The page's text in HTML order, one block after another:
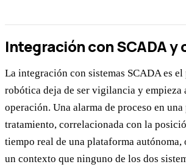
Integración con SCADA y
La integración con sistemas SCADA es
robótica deja de ser vigilancia y empieza
operación. Una alarma de proceso en una
tratamiento, correlacionada con la
tiempo real de una plataforma autónoma,
un contexto que ninguno de los dos